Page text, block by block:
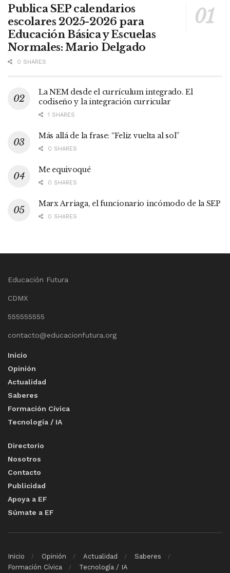
Publica SEP calendarios
escolares 2025-2026 para
Educación Básica y Escuelas
Normales: Mario Delgado
0 SHARES
La NEM desde el currículum integrado. El
codiseño y la integración curricular
1 SHARES
Más allá de la frase: “Feliz vuelta al sol”
0 SHARES
Me equivoqué
0 SHARES
Marx Arriaga, el funcionario incómodo de la SEP
0 SHARES
Educación Futura
CDMX
555555555
contacto@educacionfutura.org
Inicio
Opinión
Actualidad
Saberes
Formación Cívica
Tecnología / IA
Directorio
Nosotros
Contacto
Publicidad
Apoya a EF
Súmate a EF
Inicio Opinión Actualidad
Saberes
Formación Cívica
Tecnología / IA